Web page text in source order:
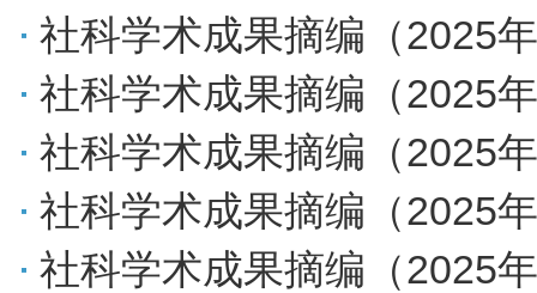
社科学术成果摘编（2025
社科学术成果摘编（2025
社科学术成果摘编（2025
社科学术成果摘编（2025
社科学术成果摘编（2025